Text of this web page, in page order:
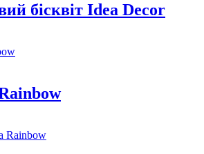
бісквіт Idea Decor